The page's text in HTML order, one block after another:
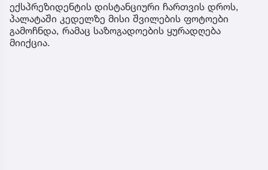
ექსპრეზიდენტის დისტანციური ჩართვის დროს,
პალატაში კედელზე მისი შვილების ფოტოები
გამოჩნდა, რამაც საზოგადოების ყურადღება
მიიქცია.